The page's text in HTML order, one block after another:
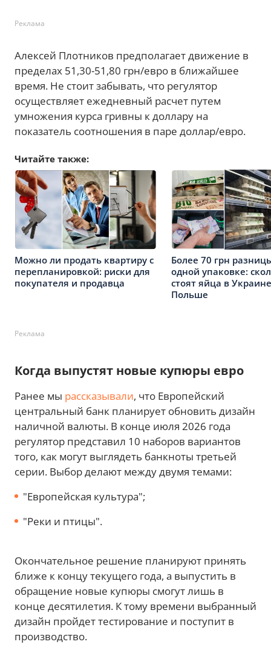
Реклама
Алексей Плотников предполагает движение в
пределах 51,30-51,80 грн/евро в ближайшее
время. Не стоит забывать, что регулятор
осуществляет ежедневный расчет путем
умножения курса гривны к доллару на
показатель соотношения в паре доллар/евро.
Читайте также:
Можно ли продать квартиру с
перепланировкой: риски для
покупателя и продавца
Более 70 грн
одной упаковке:
стоят яйца в
Польше
Реклама
Когда выпустят новые купюры евро
Ранее мы рассказывали, что Европейский
центральный банк планирует обновить дизайн
наличной валюты. В конце июля 2026 года
регулятор представил 10 наборов вариантов
того, как могут выглядеть банкноты третьей
серии. Выбор делают между двумя темами:
"Европейская культура";
"Реки и птицы".
Окончательное решение планируют принять
ближе к концу текущего года, а выпустить в
обращение новые купюры смогут лишь в
конце десятилетия. К тому времени выбранный
дизайн пройдет тестирование и поступит в
производство.